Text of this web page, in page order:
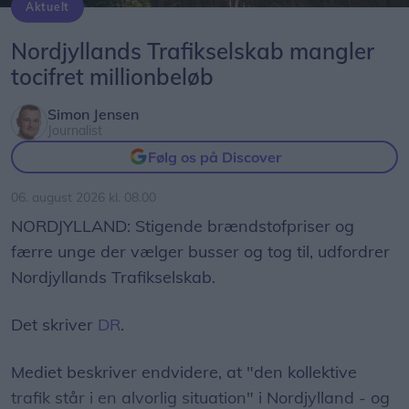
naturligt at træ giver sig, sådan er det med
naturmaterialer. Vi arbejder på at udbedre det, og
forventer at legepladsen snart igen er fuldt
tilgængelig, siger Sara Løvschall Grøntved.
Hun pointerer samtidig, at langt størstedelen af
legepladsen er i brug og ingen anmærkninger har
fået ved det årlige tilsyn.
- Sikkerhed kommer frem for alt, og derfor er der
spærret af ved nogle af trampolinerne og ved
legehusene, siger Sara Løvschall Grøntved.
Aktuelt
Nordjyllands Trafikselskab mangler
tocifret millionbeløb
Simon Jensen
Journalist
Følg os på Discover
06. august 2026 kl. 08.00
NORDJYLLAND: Stigende brændstofpriser og
færre unge der vælger busser og tog til, udfordrer
Nordjyllands Trafikselskab.
Det skriver DR.
Mediet beskriver endvidere, at "den kollektive
trafik står i en alvorlig situation" i Nordjylland - og